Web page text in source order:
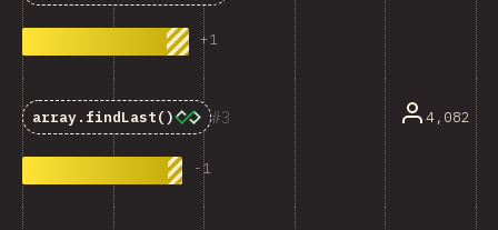
+1
3
array.findLast()
-1
4,082